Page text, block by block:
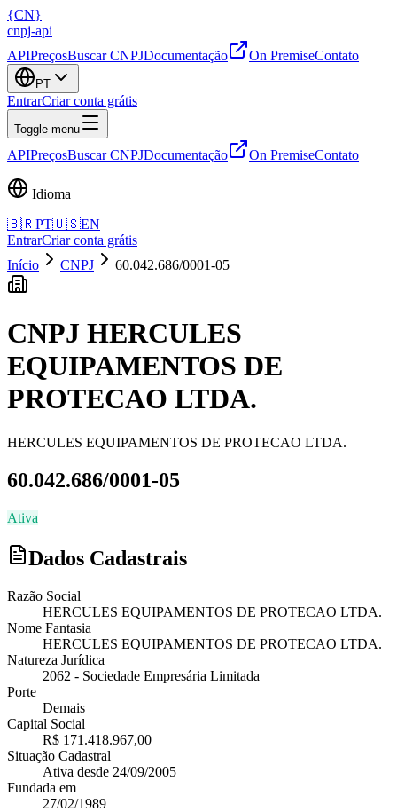
{CN}
cnpj-api
APIPreçosBuscar CNPJDocumentação On PremiseContato
PT
EntrarCriar conta grátis
Toggle menu
APIPreçosBuscar CNPJDocumentação On PremiseContato
Idioma
🇧🇷PT🇺🇸EN
EntrarCriar conta grátis
Início
CNPJ 60.042.686/0001-05
CNPJ HERCULES
EQUIPAMENTOS DE
PROTECAO LTDA.
HERCULES EQUIPAMENTOS DE PROTECAO LTDA.
60.042.686/0001-05
Ativa
Dados Cadastrais
Razão Social
HERCULES EQUIPAMENTOS DE PROTECAO LTDA.
Nome Fantasia
HERCULES EQUIPAMENTOS DE PROTECAO LTDA.
Natureza Jurídica
2062 - Sociedade Empresária Limitada
Porte
Demais
Capital Social
R$ 171.418.967,00
Situação Cadastral
Ativa desde 24/09/2005
Fundada em
27/02/1989